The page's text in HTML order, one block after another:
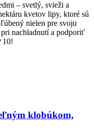
– svetlý, svieži a
kvetov lipy, ktoré sú
nielen pre svoju
nachladnutí a podporiť
10!
klobúkom,